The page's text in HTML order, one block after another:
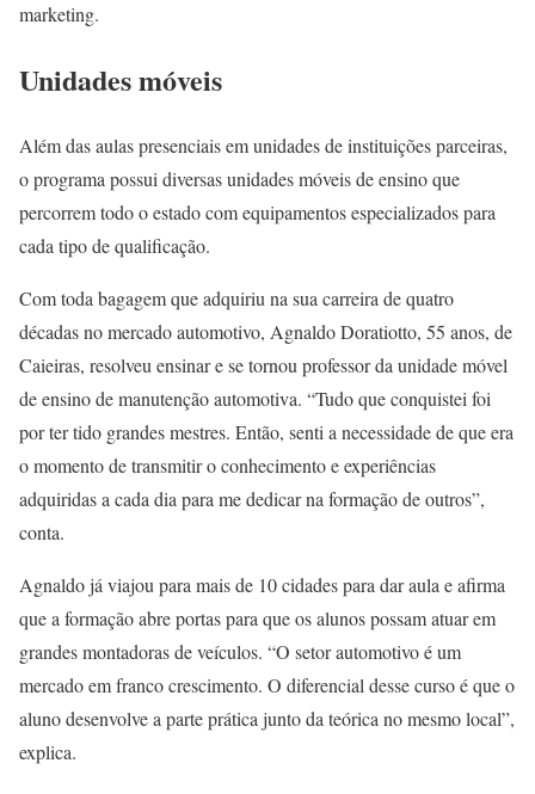
marketing.
Unidades móveis
Além das aulas presenciais em unidades de instituições parceiras,
o programa possui diversas unidades móveis de ensino que
percorrem todo o estado com equipamentos especializados para
cada tipo de qualificação.
Com toda bagagem que adquiriu na sua carreira de quatro
décadas no mercado automotivo, Agnaldo Doratiotto, 55 anos, de
Caieiras, resolveu ensinar e se tornou professor da unidade móvel
de ensino de manutenção automotiva. “Tudo que conquistei foi
por ter tido grandes mestres. Então, senti a necessidade de que era
o momento de transmitir o conhecimento e experiências
adquiridas a cada dia para me dedicar na formação de outros”,
conta.
Agnaldo já viajou para mais de 10 cidades para dar aula e afirma
que a formação abre portas para que os alunos possam atuar em
grandes montadoras de veículos. “O setor automotivo é um
mercado em franco crescimento. O diferencial desse curso é que o
aluno desenvolve a parte prática junto da teórica no mesmo local”,
explica.